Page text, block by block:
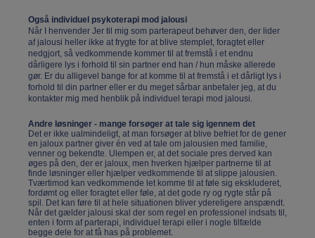
Også individuel psykoterapi mod jalousi
Når I henvender Jer til mig som parterapeut behøver den, der lider
af jalousi heller ikke at frygte for at blive stemplet, foragtet eller
nedgjort, så vedkommende kommer til at fremstå i et endnu
dårligere lys i forhold til sin partner end han / hun måske allerede
gør. Er du alligevel bange for at komme til at fremstå i et dårligt lys i
forhold til din partner eller er du meget sårbar anbefaler jeg, at du
kontakter mig med henblik på individuel terapi mod jalousi.
Andre løsninger - mange forsøger at tale sig igennem det
Det er ikke ualmindeligt, at man forsøger at blive befriet for de gener
en jaloux partner giver én ved at tale om jalousien med familie,
venner og bekendte. Ulempen er, at det sociale pres derved kan
øges på den, der er jaloux, men hverken hjælper partnerne til at
finde løsninger eller hjælper vedkommende til at slippe jalousien.
Tværtimod kan vedkommende let komme til at føle sig ekskluderet,
fordømt og eller foragtet eller føle, at det gode ry og rygte står på
spil. Det kan føre til at hele situationen bliver ydereligere anspændt.
Når det gælder jalousi skal der som regel en professionel indsats til,
enten i form af parterapi, individuel terapi eller i nogle tilfælde
begge dele for at få has på problemet.